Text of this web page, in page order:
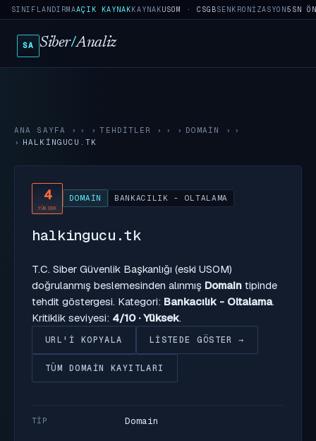
SINIFLANDIRMAAÇIK KAYNAKKAYNAKUSOM · CSGBSENKRONIZASYON5SN
SA Siber/Analiz
ANA SAYFA › TEHDITLER › DOMAIN
›
HALKINGUCU.TK
4
YÜKSEK
DOMAIN BANKACILIK - OLTALAMA
halkingucu.tk
T.C. Siber Güvenlik Başkanlığı (eski USOM)
doğrulanmış beslemesinden alınmış Domain tipinde
tehdit göstergesi. Kategori: Bankacılık - Oltalama.
Kritiklik seviyesi: 4/10 · Yüksek.
URL'I KOPYALA LISTEDE GÖSTER →
TÜM DOMAIN KAYITLARI
TIP Domain